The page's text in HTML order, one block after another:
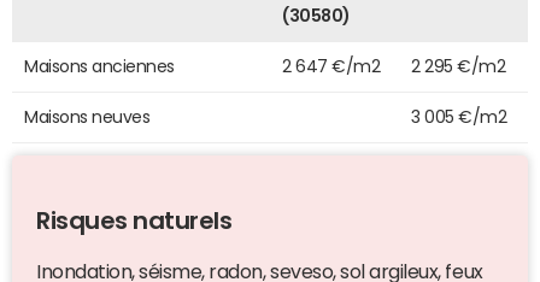
(30580)
Maisons anciennes 2 647 €/m2 2 295 €/m2
Maisons neuves 3 005 €/m2
Risques naturels
Inondation, séisme, radon, seveso, sol argileux, feux